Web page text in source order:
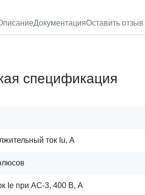
ДокументацияОставить отзыв
спецификация
ток Iu, А
Ie при AC-3, 400 В, А